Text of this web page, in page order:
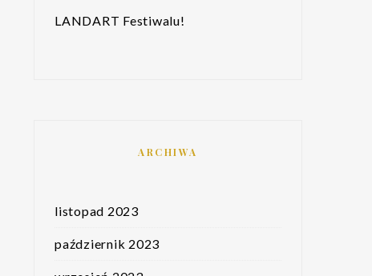
LANDART Festiwalu!
ARCHIWA
listopad 2023
październik 2023